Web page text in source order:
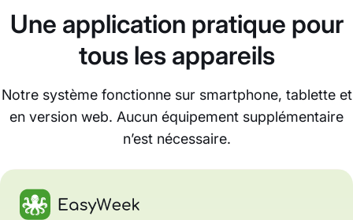
Une application pratique pour
tous les appareils
Notre système fonctionne sur smartphone, tablette et
en version web. Aucun équipement supplémentaire
n’est nécessaire.